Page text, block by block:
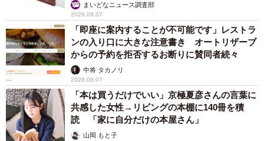
まいどなニュース調査部
2026.08.07
「即座に案内することが不可能です」レストラ
ンの入り口に大きな注意書き オートリザーブ
からの予約を拒否するお断りに賛同者続々
中将 タカノリ
2026.08.07
「本は買うだけでいい」京極夏彦さんの言葉に
共感した女性→リビングの本棚に140冊を積
読 「家に自分だけの本屋さん」
山岡 もと子